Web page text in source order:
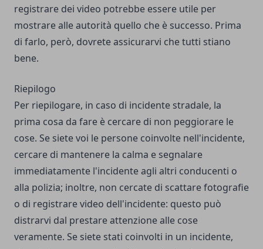
registrare dei video potrebbe essere utile per
mostrare alle autorità quello che è successo. Prima
di farlo, però, dovrete assicurarvi che tutti stiano
bene.
Riepilogo
Per riepilogare, in caso di incidente stradale, la
prima cosa da fare è cercare di non peggiorare le
cose. Se siete voi le persone coinvolte nell'incidente,
cercare di mantenere la calma e segnalare
immediatamente l'incidente agli altri conducenti o
alla polizia; inoltre, non cercate di scattare fotografie
o di registrare video dell'incidente: questo può
distrarvi dal prestare attenzione alle cose
veramente. Se siete stati coinvolti in un incidente,